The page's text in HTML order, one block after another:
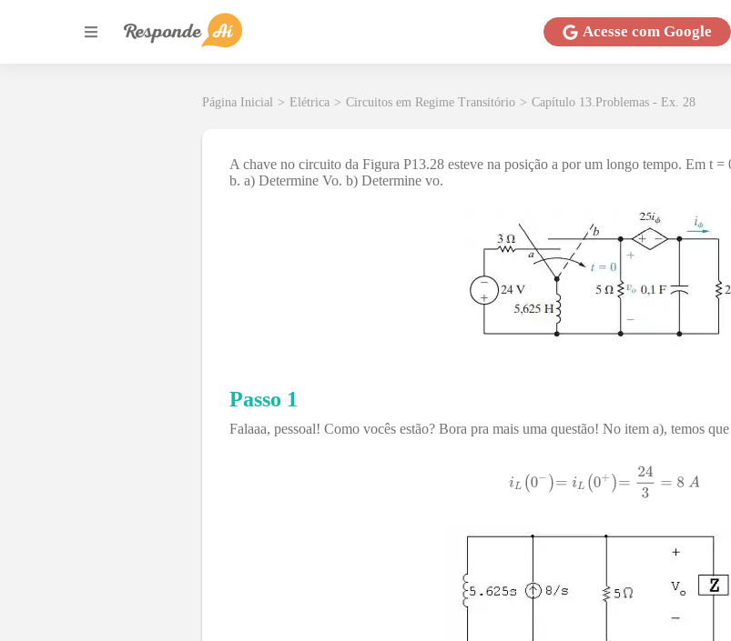
Acesse com Google
Página Inicial > Elétrica > Circuitos em Regime Transitório > Capítulo 13.Problemas - Ex. 28
A chave no circuito da Figura P13.28 esteve na posição a por um longo tempo. Em t =
b. a) Determine Vo. b) Determine vo.
Passo 1
Falaaa, pessoal! Como vocês estão? Bora pra mais uma questão! No item a), temos